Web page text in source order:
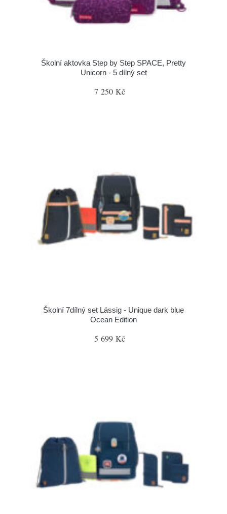
Školní aktovka Step by Step SPACE, Pretty
Unicorn - 5 dílný set
7 250 Kč
Školní 7dílný set Lässig - Unique dark blue
Ocean Edition
5 699 Kč